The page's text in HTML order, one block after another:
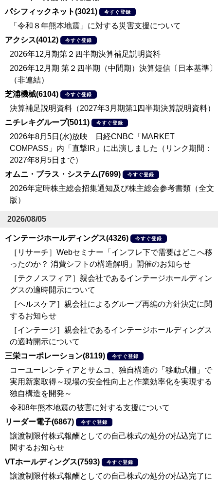
パシフィックネット(3021)
今すぐ登録
「令和８年熊本地震」に対する災害支援について
アクシス(4012)
今すぐ登録
2026年12月期第２四半期決算補足説明資料
2026年12月期 第２四半期（中間期）決算短信〔日本基準〕
（非連結）
芝浦機械(6104)
今すぐ登録
決算補足説明資料（2027年3月期第1四半期決算説明資料）
ニチレキグループ(5011)
今すぐ登録
2026年8月5日(水)放映 日経CNBC「MARKET
COMPASS」内「直撃IR」に出演しました（リンク期間：
2027年8月5日まで）
オムニ・プラス・システム(7699)
今すぐ登録
2026年定時株主総会招集通知及び株主総会参考書類（全文
版）
2026/08/05
インテージホールディングス(4326) 今すぐ登録
［リサーチ］Webセミナー「インフレ下で需要はどこへ移
ったのか？ 消費シフトの構造解明」開催のお知らせ
［テクノスフィア］親会社であるインテージホールディン
グスの適時開示について
［ヘルスケア］親会社によるグループ再編の方針決定に関
するお知らせ
［インテージ］親会社であるインテージホールディングス
の適時開示について
三栄コーポレーション(8119)
今すぐ登録
コーユーレンティアとサムコ、独自構造の「移動式柵」で
実用新案取得～現場の安全性向上と作業効率化を実現する
独自構造を開発～
令和8年熊本地震の被害に対する支援について
リーダー電子(6867)
今すぐ登録
譲渡制限付株式報酬としての自己株式の処分の払込完了に
関するお知らせ
VTホールディングス(7593)
今すぐ登録
譲渡制限付株式報酬としての自己株式の処分の払込完了に